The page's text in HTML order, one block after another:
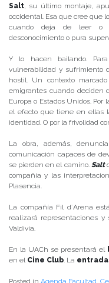
Salt , su último montaje,
occidental. Esa que cree que
cuando deja de leer o
desconocimiento o pura
Y lo hacen bailando.
vulnerabilidad y sufrimiento
hostil. Un contexto
emigrantes cuando deciden
Europa o Estados Unidos.
el efecto que tiene en ellas
identidad. O por la frivolidad
La obra, además,
comunicación capaces de
se pierden en el camino. Salt
compañía y las
Plasencia.
La compañía Fil d´Arena
realizará representaciones y
Valdivia.
En la UACh se presentará el
en el Cine Club . La entrada
Posted in Agenda Facultad